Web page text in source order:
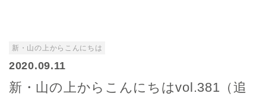
新・山の上からこんにちは
2020.09.11
新・山の上からこんにちはvol.381（追